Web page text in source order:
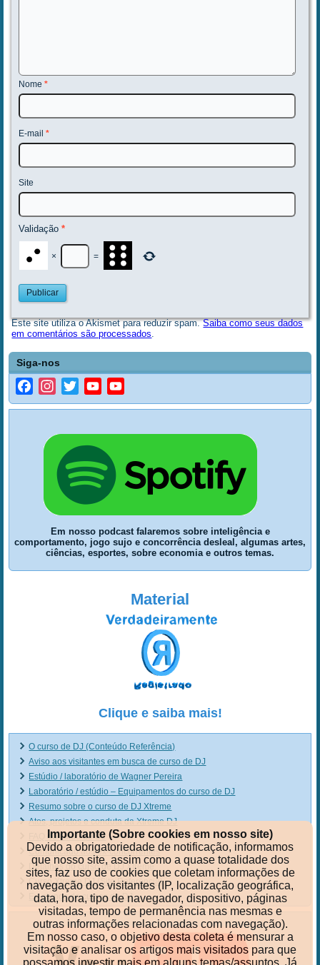
Nome*
E-mail*
Site
Validação *
× =
Este site utiliza o Akismet para reduzir spam.Saiba como seus dados
em comentários são processados.
Siga-nos
FacebookInstagramTwitterYouTube
Channel
Em nosso podcast falaremos sobre inteligência e
comportamento, jogo sujo e concorrência desleal, algumas artes,
ciências, esportes, sobre economia e outros temas.
Material
Clique e saiba mais!
O curso de DJ (Conteúdo Referência)
Aviso aos visitantes em busca de curso de DJ
Estúdio / laboratório de Wagner Pereira
Laboratório / estúdio – Equipamentos do curso de DJ
Resumo sobre o curso de DJ Xtreme
Atos, projetos e conduta da Xtreme DJ
FAQ do curso de DJ
Comunicado aos ex-concorrentes
Detalhes do curso de DJ Xtreme
Curso Xtreme DJ (Site Referência)
Ex-alunos do cursos de DJ
Importante (Sobre cookies em nosso site)
Devido a obrigatoriedade de notificação, informamos
que nosso site, assim como a quase totalidade dos
sites, faz uso de cookies que coletam informações de
navegação dos visitantes (IP, localização geográfica,
data, hora, tipo de navegador, dispositivo, páginas
visitadas, tempo de permanência nas mesmas e
outras informações relacionadas com navegação).
Em nosso caso, o objetivo desta coleta é mensurar a
visitação e analisar os artigos mais visitados para que
possamos investir mais em alguns temas/assuntos. Já